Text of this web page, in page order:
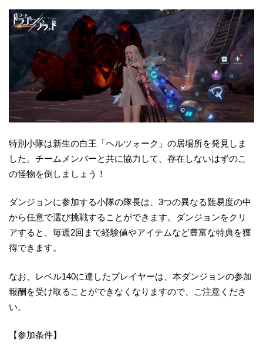
特別小隊は新生の白王「ヘルツォーク」の居場所を発見しま
した。チームメンバーと共に協力して、存在しないはずのこ
の怪物を倒しましょう！
ダンジョンに参加する小隊の隊長は、3つの異なる難易度の中
から任意で選び挑戦することができます。ダンジョンをクリ
アすると、毎週2回まで経験値やアイテムなど豊富な特典を獲
得できます。
なお、レベル140に達したプレイヤーは、本ダンジョンの参加
報酬を受け取ることができなくなりますので、ご注意くださ
い。
【参加条件】